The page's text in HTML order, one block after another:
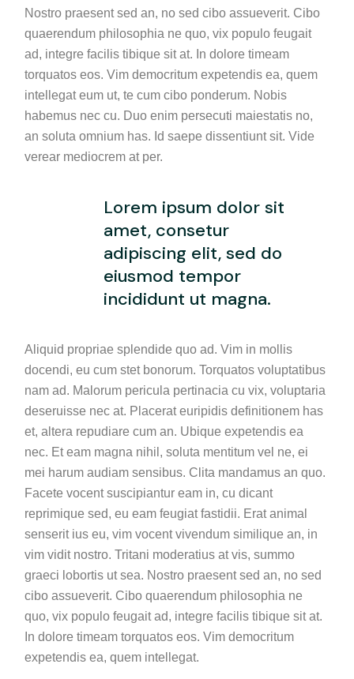
Nostro praesent sed an, no sed cibo assueverit. Cibo
quaerendum philosophia ne quo, vix populo feugait
ad, integre facilis tibique sit at. In dolore timeam
torquatos eos. Vim democritum expetendis ea, quem
intellegat eum ut, te cum cibo ponderum. Nobis
habemus nec cu. Duo enim persecuti maiestatis no,
an soluta omnium has. Id saepe dissentiunt sit. Vide
verear mediocrem at per.
Lorem ipsum dolor sit
amet, consetur
adipiscing elit, sed do
eiusmod tempor
incididunt ut magna.
Aliquid propriae splendide quo ad. Vim in mollis
docendi, eu cum stet bonorum. Torquatos voluptatibus
nam ad. Malorum pericula pertinacia cu vix, voluptaria
deseruisse nec at. Placerat euripidis definitionem has
et, altera repudiare cum an. Ubique expetendis ea
nec. Et eam magna nihil, soluta mentitum vel ne, ei
mei harum audiam sensibus. Clita mandamus an quo.
Facete vocent suscipiantur eam in, cu dicant
reprimique sed, eu eam feugiat fastidii. Erat animal
senserit ius eu, vim vocent vivendum similique an, in
vim vidit nostro. Tritani moderatius at vis, summo
graeci lobortis ut sea. Nostro praesent sed an, no sed
cibo assueverit. Cibo quaerendum philosophia ne
quo, vix populo feugait ad, integre facilis tibique sit at.
In dolore timeam torquatos eos. Vim democritum
expetendis ea, quem intellegat.